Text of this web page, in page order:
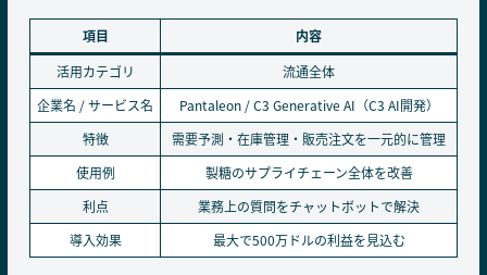
項目
内容
活用カテゴリ
流通全体
企業名 / サービス名
Pantaleon / C3 Generative AI（C3 AI開発）
特徴
需要予測・在庫管理・販売注文を一元的に管理
使用例
製糖のサプライチェーン全体を改善
利点
業務上の質問をチャットボットで解決
導入効果
最大で500万ドルの利益を見込む